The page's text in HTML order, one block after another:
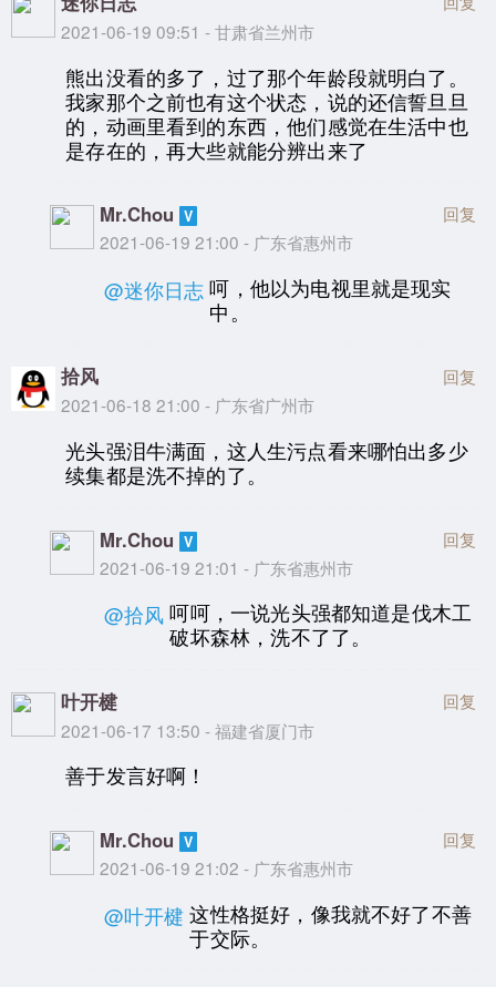
2021-06-19 09:51 - 甘肃省兰州市
熊出没看的多了，过了那个年龄段就明白了。
我家那个之前也有这个状态，说的还信誓旦旦
的，动画里看到的东西，他们感觉在生活中也
是存在的，再大些就能分辨出来了
Mr.Chou
2021-06-19 21:00 - 广东省惠州市
回复
@迷你日志 呵，他以为电视里就是现实
中。
拾风
2021-06-18 21:00 - 广东省广州市
回复
光头强泪牛满面，这人生污点看来哪怕出多少
续集都是洗不掉的了。
Mr.Chou
2021-06-19 21:01 - 广东省惠州市
回复
@拾风 呵呵，一说光头强都知道是伐木工
破坏森林，洗不了了。
叶开楗
2021-06-17 13:50 - 福建省厦门市
回复
善于发言好啊！
Mr.Chou
2021-06-19 21:02 - 广东省惠州市
回复
@叶开楗 这性格挺好，像我就不好了不善
于交际。